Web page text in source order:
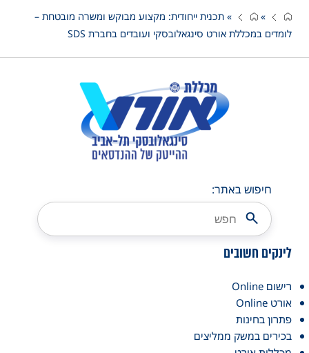
»
» תכנית ייחודית: מקצוע מבוקש ומשרה מובטחת –
לומדים במכללת אורט סינגאלובסקי ועובדים בחברת SDS
חיפוש באתר:
לינקים חשובים
רישום Online
אורט Online
פתרון בחינות
בכירים במשק ממליצים